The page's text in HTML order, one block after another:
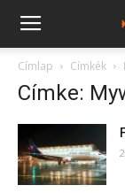
Címlap Címkék
Címke: